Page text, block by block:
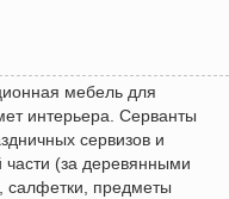
мебель для
интерьера. Серванты
сервизов и
(за деревянными
салфетки, предметы